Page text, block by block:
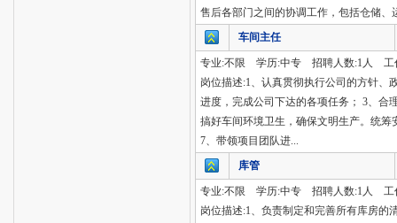
售后各部门之间的协调工作，包括仓储
车间主任
专业:不限 学历:中专 招聘人数:1人 工
岗位描述:1、认真贯彻执行公司的方针、
进度，完成公司下达的各项任务； 3、合
搞好车间环境卫生，确保文明生产。统
7、带领项目团队进...
库管
专业:不限 学历:中专 招聘人数:1人 工
岗位描述:1、负责制定和完善所有库房的